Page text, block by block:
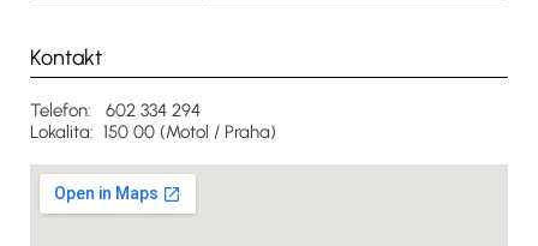
Kontakt
Telefon: 602 334 294
Lokalita: 150 00 (Motol / Praha)